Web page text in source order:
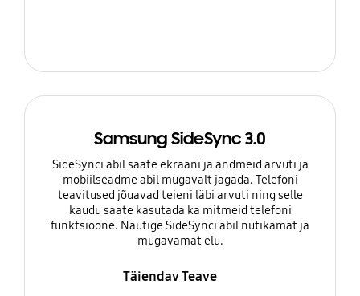
Samsung SideSync 3.0
SideSynci abil saate ekraani ja andmeid arvuti ja
mobiilseadme abil mugavalt jagada. Telefoni
teavitused jõuavad teieni läbi arvuti ning selle
kaudu saate kasutada ka mitmeid telefoni
funktsioone. Nautige SideSynci abil nutikamat ja
mugavamat elu.
Täiendav Teave